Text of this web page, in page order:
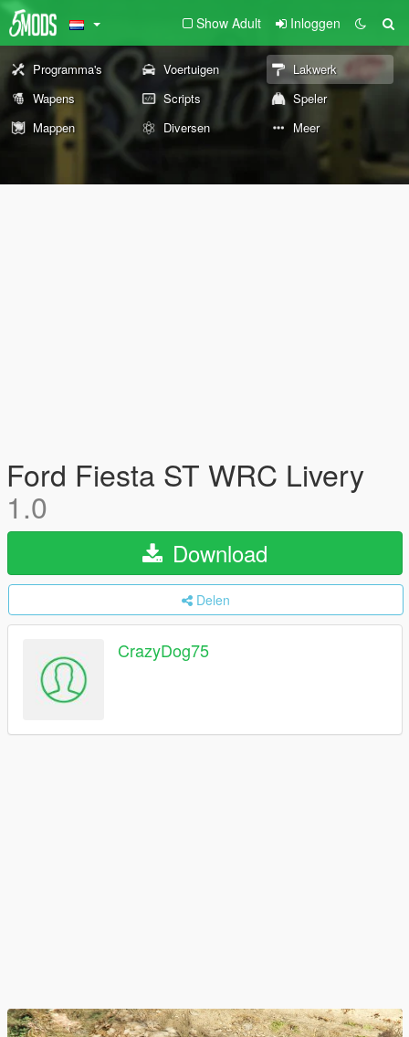
Show Adult Inloggen
Programma's Voertuigen
Lakwerk
Wapens
Scripts
Speler
Mappen
Diversen Meer
Ford Fiesta ST WRC Livery
1.0
Download
Delen
CrazyDog75